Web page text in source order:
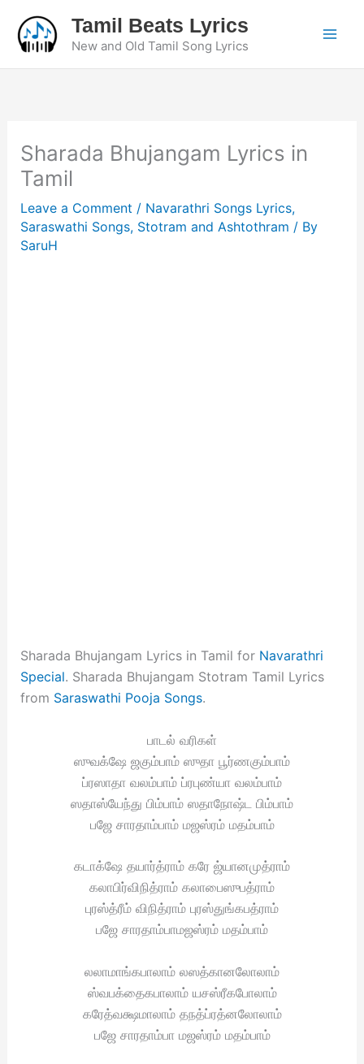
content
Tamil Beats Lyrics
New and Old Tamil Song Lyrics
Sharada Bhujangam Lyrics in
Tamil
Leave a Comment / Navarathri Songs Lyrics,
Saraswathi Songs, Stotram and Ashtothram / By
SaruH
Sharada Bhujangam Lyrics in Tamil for Navarathri
Special. Sharada Bhujangam Stotram Tamil Lyrics
from Saraswathi Pooja Songs.
பாடல் வரிகள்
ஸுவக்ஷே ஜகும்பாம் ஸுதா பூர்ணகும்பாம்
ப்ரஸாதா வலம்பாம் ப்ரபுண்யா வலம்பாம்
ஸதாஸ்யேந்து பிம்பாம் ஸதாநோஷ்ட பிம்பாம்
பஜே சாரதாம்பாம் மஜஸ்ரம் மதம்பாம்
கடாக்ஷே தயார்த்ராம் கரே ஜ்யானமுத்ராம்
கலாபிர்விநித்ராம் கலாபைஸுபத்ராம்
புரஸ்த்ரீம் விநித்ராம் புரஸ்துங்கபத்ராம்
பஜே சாரதாம்பாமஜஸ்ரம் மதம்பாம்
லலாமாங்கபாலாம் லஸத்கானலோலாம்
ஸ்வபக்தைகபாலாம் யசஸ்ரீகபோலாம்
கரேத்வக்ஷமாலாம் தநத்ப்ரத்னலோலாம்
பஜே சாரதாம்பா மஜஸ்ரம் மதம்பாம்